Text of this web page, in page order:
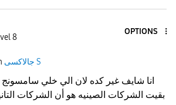
8
OPTIONS
جالاكسى S
انا شايف غير كده لان الي خلي
بقيت الشركات الصينيه هو أن الشركات